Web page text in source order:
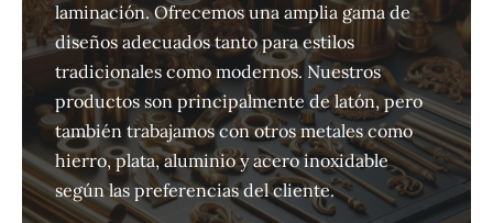
laminación. Ofrecemos una amplia gama de
diseños adecuados tanto para estilos
tradicionales como modernos. Nuestros
productos son principalmente de latón, pero
también trabajamos con otros metales como
hierro, plata, aluminio y acero inoxidable
según las preferencias del cliente.